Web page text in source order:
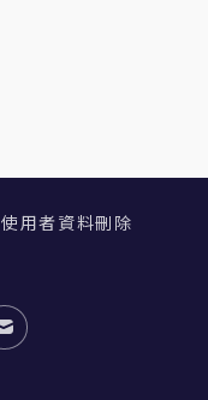
使用者資料刪除